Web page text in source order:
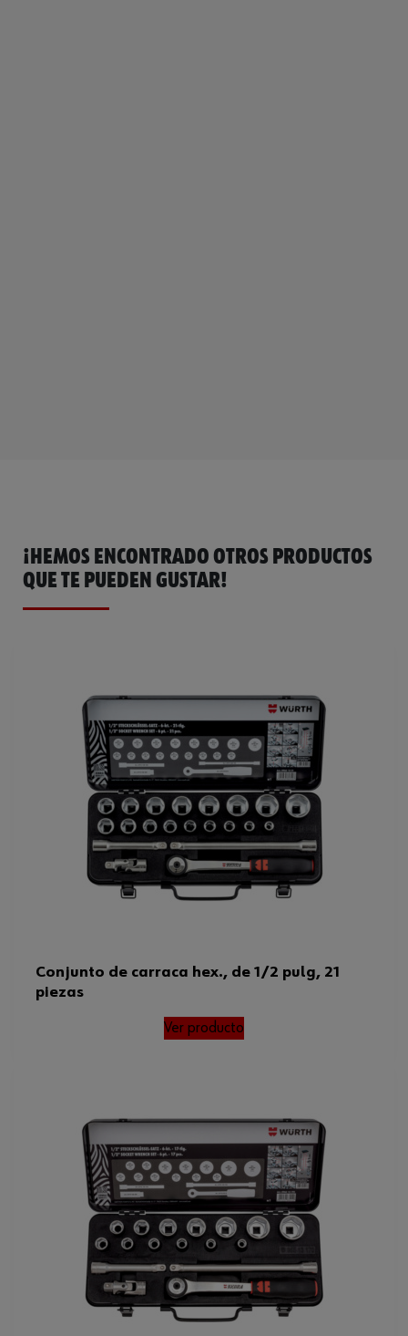
¡HEMOS ENCONTRADO OTROS PRODUCTOS
QUE TE PUEDEN GUSTAR!
Conjunto de carraca hex., de 1/2 pulg, 21
piezas
Ver producto